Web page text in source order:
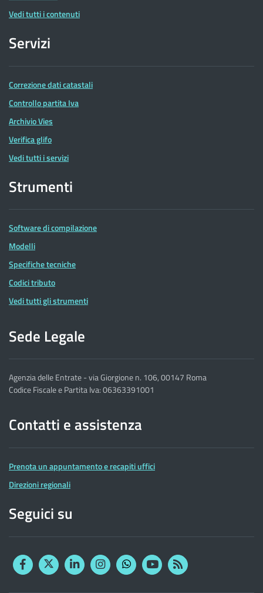
Vedi tutti i contenuti
Servizi
Correzione dati catastali
Controllo partita Iva
Archivio Vies
Verifica glifo
Vedi tutti i servizi
Strumenti
Software di compilazione
Modelli
Specifiche tecniche
Codici tributo
Vedi tutti gli strumenti
Sede Legale
Agenzia delle Entrate - via Giorgione n. 106, 00147 Roma
Codice Fiscale e Partita Iva: 06363391001
Contatti e assistenza
Prenota un appuntamento e recapiti uffici
Direzioni regionali
Seguici su
FacebookTwitterLinkedinInstagram
YouTubeRSS